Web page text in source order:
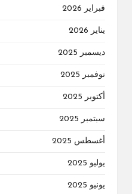
فبراير 2026
يناير 2026
ديسمبر 2025
نوفمبر 2025
أكتوبر 2025
سبتمبر 2025
أغسطس 2025
يوليو 2025
يونيو 2025